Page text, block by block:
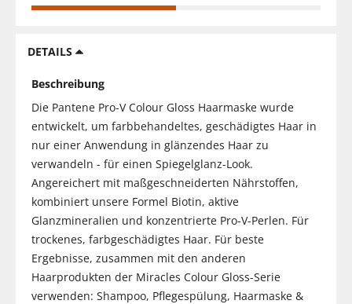
DETAILS
Beschreibung
Die Pantene Pro-V Colour Gloss Haarmaske wurde
entwickelt, um farbbehandeltes, geschädigtes Haar in
nur einer Anwendung in glänzendes Haar zu
verwandeln - für einen Spiegelglanz-Look.
Angereichert mit maßgeschneiderten Nährstoffen,
kombiniert unsere Formel Biotin, aktive
Glanzmineralien und konzentrierte Pro-V-Perlen. Für
trockenes, farbgeschädigtes Haar. Für beste
Ergebnisse, zusammen mit den anderen
Haarprodukten der Miracles Colour Gloss-Serie
verwenden: Shampoo, Pflegespülung, Haarmaske &